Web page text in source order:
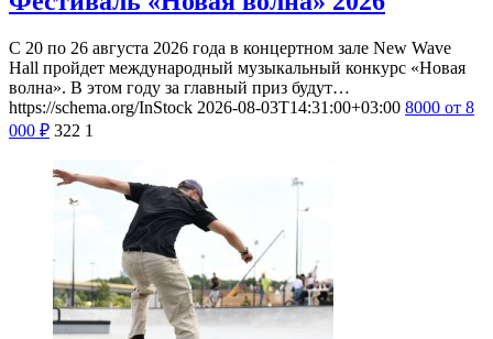
С 20 по 26 августа 2026 года в концертном зале New Wave
Hall пройдет международный музыкальный конкурс «Новая
волна». В этом году за главный приз будут…
https://schema.org/InStock 2026-08-03T14:31:00+03:00 8000 от 8
000 ₽ 322 1